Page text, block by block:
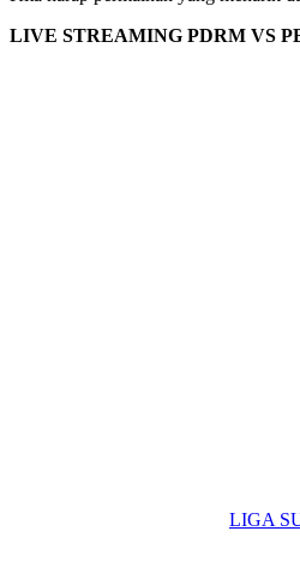
LIVE STREAMING PDRM VS
LIGA